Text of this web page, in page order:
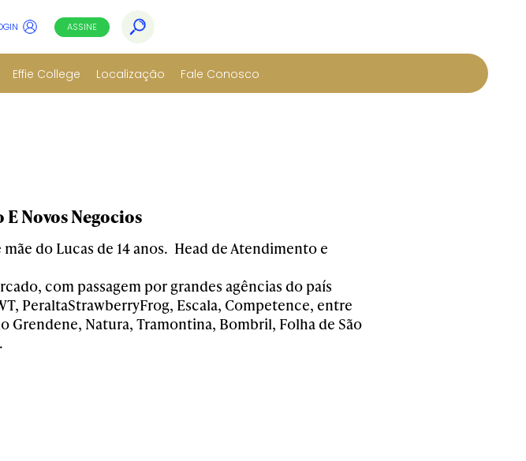
ASSINE
Effie College Localização Fale Conosco
Novos Negocios
do Lucas de 14 anos. Head de Atendimento e
com passagem por grandes agências do país
PeraltaStrawberryFrog, Escala, Competence, entre
Grendene, Natura, Tramontina, Bombril, Folha de São